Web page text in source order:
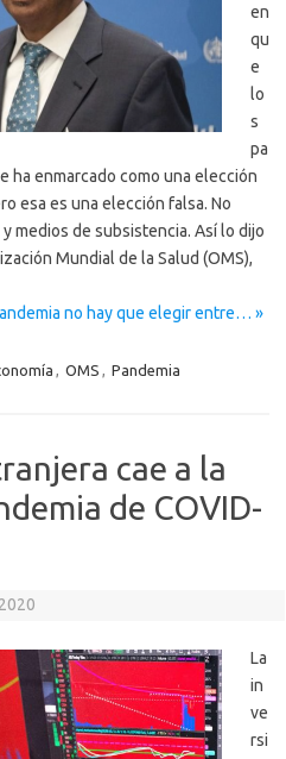
en
qu
e
lo
s
pa
ha enmarcado como una elección
esa es una elección falsa. No
medios de subsistencia. Así lo dijo
Mundial de la Salud (OMS),
no hay que elegir entre… »
, OMS , Pandemia
cae a la
de COVID-
La
in
ve
rsi